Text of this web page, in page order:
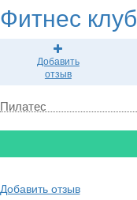
Фитнес клуб
Добавить
отзыв
Пилатес
Добавить отзыв